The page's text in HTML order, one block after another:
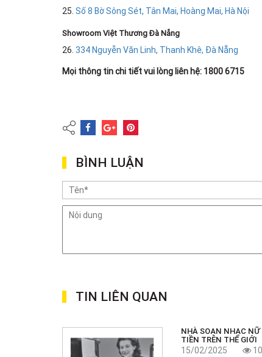
25. Số 8 Bờ Sông Sét, Tân Mai, Hoàng Mai, Hà Nội
Showroom Việt Thương Đà Nẵng
26. 334 Nguyễn Văn Linh, Thanh Khê, Đà Nẵng
Mọi thông tin chi tiết vui lòng liên hệ: 1800 6715
BÌNH LUẬN
TIN LIÊN QUAN
NHÀ SOẠN NHẠC
TIỀN TRÊN THẾ GIỚI
15/02/2025